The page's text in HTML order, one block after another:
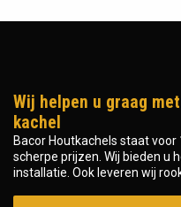
Wij helpen u graag
kachel
Bacor Houtkachels staat
scherpe prijzen. Wij bieden u
installatie. Ook leveren wij